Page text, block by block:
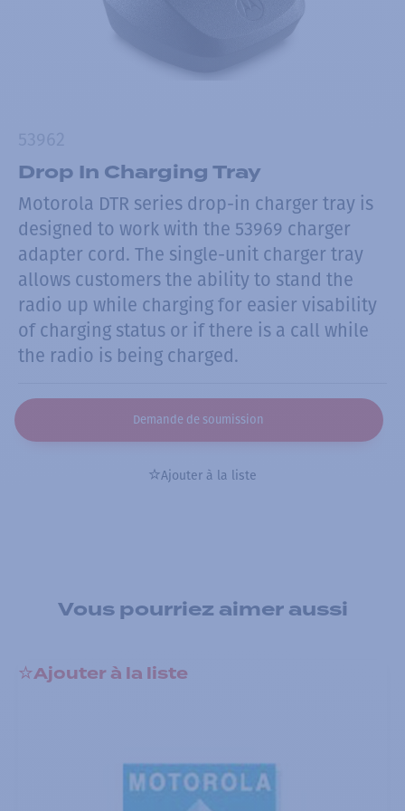
Drop In Charging Tray
Motorola DTR series drop-in charger tray is
designed to work with the 53969 charger
adapter cord. The single-unit charger tray
allows customers the ability to stand the
radio up while charging for easier visability
of charging status or if there is a call while
the radio is being charged.
Demande de soumission
Ajouter à la liste
Vous pourriez aimer aussi
Ajouter à la liste